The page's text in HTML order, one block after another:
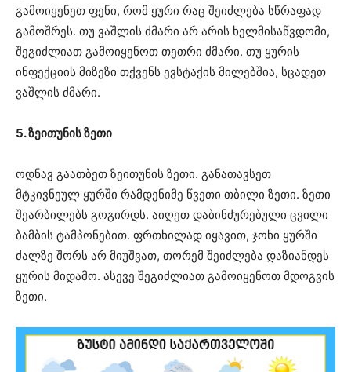
გამოიყენეთ ფენი, რომ ყური რაც შეიძლება სწრაფად
გამოშრეს. თუ ვაშლის ძმარი არ არის ხელმისაწვდომი,
შეგიძლიათ გამოიყენოთ თეთრი ძმარი. თუ ყურის
ინფექციის მიზეზი თქვენს ევსტაქის მილებშია, სცადეთ
ვაშლის ძმარი.
5. ზეითუნის ზეთი
ოდნავ გაათბეთ ზეითუნის ზეთი. განათავსეთ
მტკივნეულ ყურში რამდენიმე წვეთი თბილი ზეთი. ზეთი
შეარბილებს გოგირდს. აიღეთ დაბინძურებული ცვილი
ბამბის ტამპონებით. ფრთხილად იყავით, ჯოხი ყურში
ძალზე შორს არ მიუშვათ, თორემ შეიძლება დაზიანდეს
ყურის მიდამო. ასევე შეგიძლიათ გამოიყენოთ მდოგვის
ზეთი.